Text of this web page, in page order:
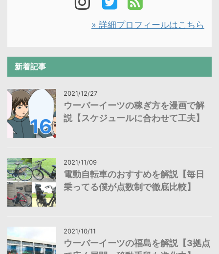
» 詳細プロフィールはこちら
新着記事
2021/12/27
ウーバーイーツの稼ぎ方を漫画で解
説【スケジュールに合わせて工夫】
2021/11/09
電動自転車のおすすめを解説【毎日
乗ってる僕が点数制で徹底比較】
2021/10/11
ウーバーイーツの福島を解説【3拠点